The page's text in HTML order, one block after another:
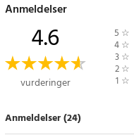
Anmeldelser
4.6
vurderinger
5 ☆
4 ☆
3 ☆
2 ☆
1 ☆
Anmeldelser (24)